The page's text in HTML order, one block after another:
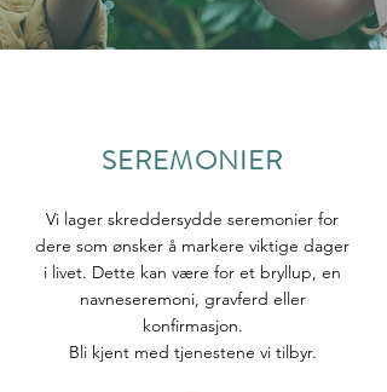
SEREMONIER
Vi lager skreddersydde seremonier for
dere som ønsker å markere viktige dager
i livet. Dette kan være for et bryllup, en
navneseremoni, gravferd eller
konfirmasjon.
Bli kjent med tjenestene vi tilbyr.